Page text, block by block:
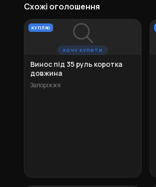
Схожі оголошення
ХОЧУ КУПИТИ
КУПЛЮ
Винос під 35 руль коротка
довжина
Запоріжжя